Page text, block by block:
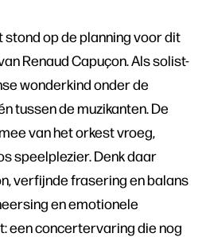
stond op de planning voor dit
Renaud Capuçon. Als solist-
wonderkind onder de
tussen de muzikanten. De
van het orkest vroeg,
speelplezier. Denk daar
verfijnde frasering en balans
en emotionele
een concertervaring die nog